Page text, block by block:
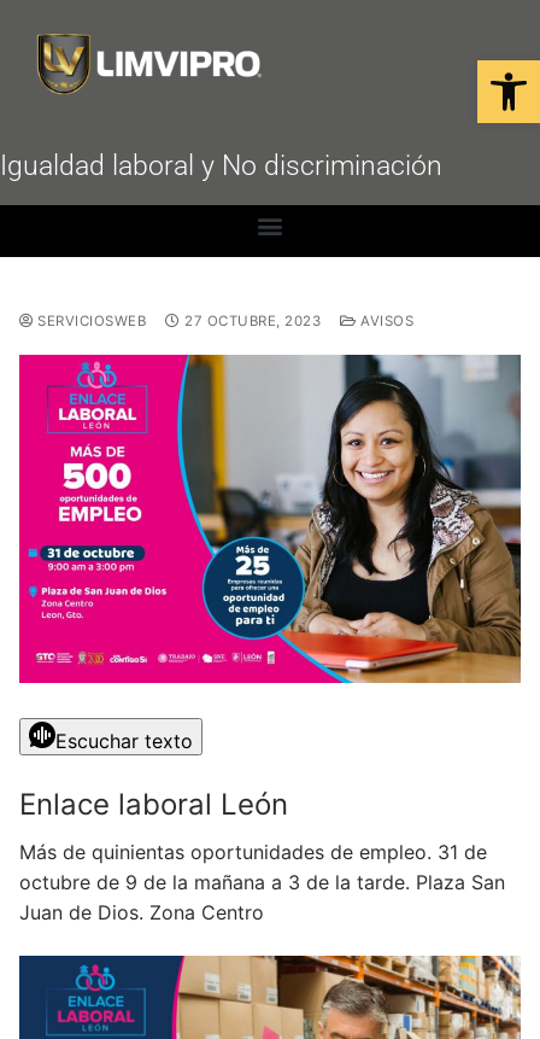
Igualdad laboral y No discriminación
SERVICIOSWEB 27 OCTUBRE, 2023 AVISOS
Escuchar texto
Enlace laboral León
Más de quinientas oportunidades de empleo. 31 de
octubre de 9 de la mañana a 3 de la tarde. Plaza San
Juan de Dios. Zona Centro